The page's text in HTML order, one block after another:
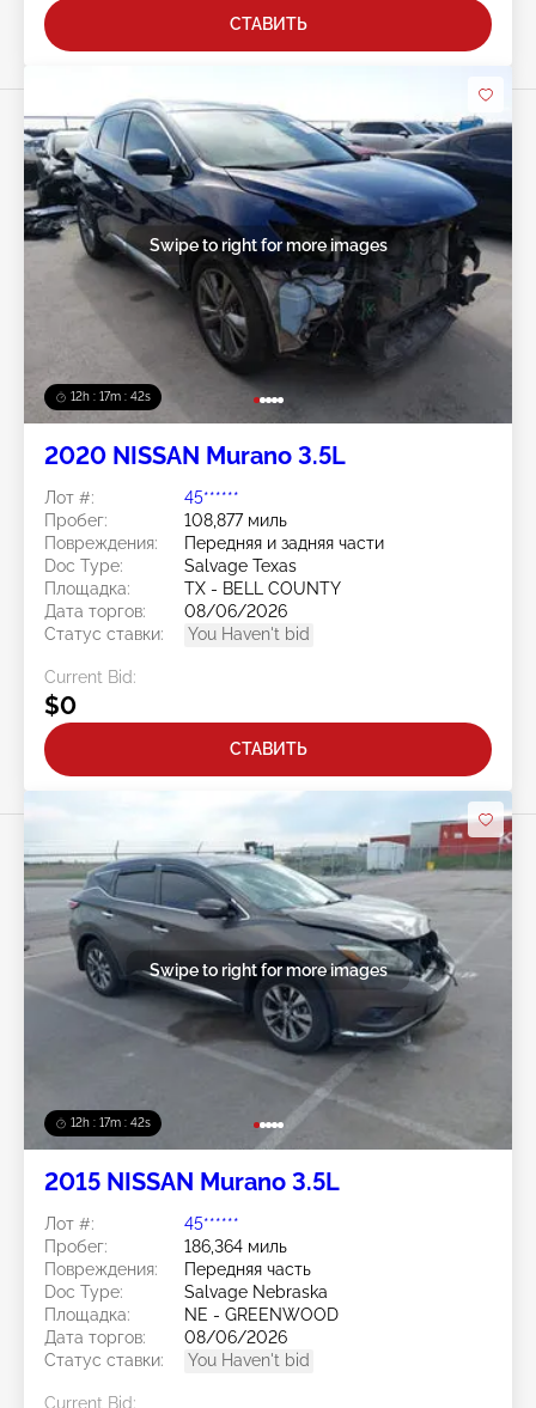
СТАВИТЬ
12h : 17m : 40s
Swipe to right for more images
2020 NISSAN Murano 3.5L
Лот #:
45******
Пробег:
108,877 миль
Повреждения:
Передняя и задняя части
Doc Type:
Salvage Texas
Площадка:
TX - BELL COUNTY
Дата торгов:
08/06/2026
Статус ставки:
You Haven't bid
Current Bid:
$0
СТАВИТЬ
12h : 17m : 40s
Swipe to right for more images
2015 NISSAN Murano 3.5L
Лот #:
45******
Пробег:
186,364 миль
Повреждения:
Передняя часть
Doc Type:
Salvage Nebraska
Площадка:
NE - GREENWOOD
Дата торгов:
08/06/2026
Статус ставки:
You Haven't bid
Current Bid: